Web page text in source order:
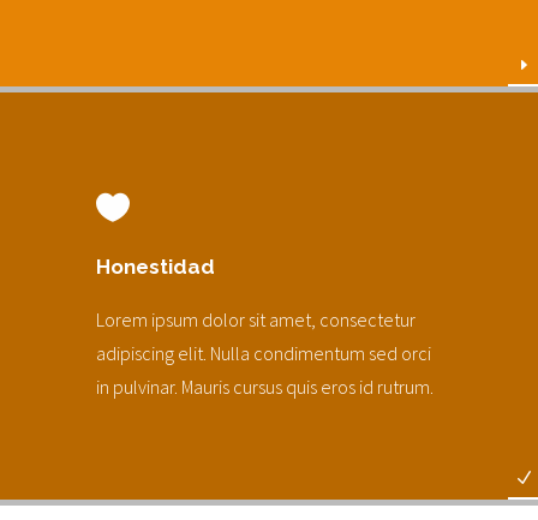
Honestidad
Lorem ipsum dolor sit amet, consectetur
adipiscing elit. Nulla condimentum sed orci
in pulvinar. Mauris cursus quis eros id rutrum.